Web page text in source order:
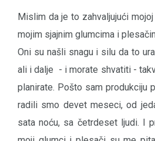
Mislim da je to zahvaljujući
mojim sjajnim glumcima i
Oni su našli snagu i silu da to
ali i dalje - i morate shvatiti -
planirate. Pošto sam produkciju
radili smo devet meseci, od
sata noću, sa četrdeset ljudi. I